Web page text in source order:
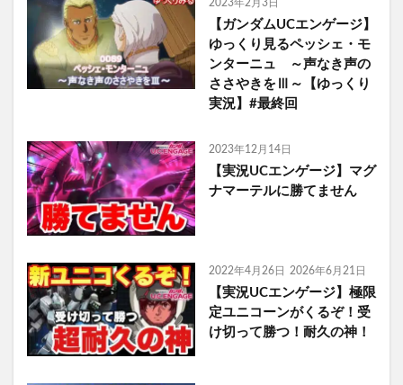
2023年2月3日
【ガンダムUCエンゲージ】
ゆっくり見るペッシェ・モ
ンターニュ ～声なき声の
ささやきをⅢ～【ゆっくり
実況】#最終回
2023年12月14日
【実況UCエンゲージ】マグ
ナマーテルに勝てません
2022年4月26日 2026年6月21日
【実況UCエンゲージ】極限
定ユニコーンがくるぞ！受
け切って勝つ！耐久の神！